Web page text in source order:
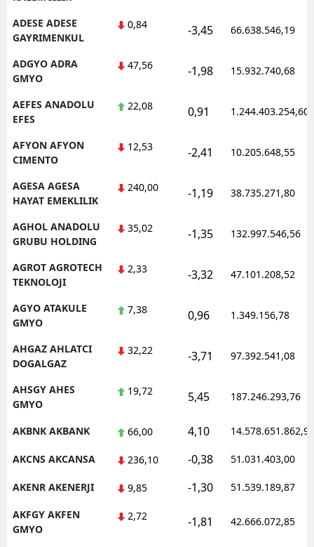
Gümüşhane
Hakkari
Mersin
Kars
Kırşehir
Kütahya
Malatya
Kahramanmaraş
ADESE ADESE
GAYRIMENKUL
0,84 -3,45 66.638.546,19
ADGYO ADRA
GMYO
47,56 -1,98 15.932.740,68
AEFES ANADOLU
EFES
22,08 0,91 1.244.403.254,60
AFYON AFYON
CIMENTO
12,53 -2,41 10.205.648,55
AGESA AGESA
HAYAT EMEKLILIK
240,00 -1,19 38.735.271,80
AGHOL ANADOLU
GRUBU HOLDING
35,02 -1,35 132.997.546,56
AGROT AGROTECH
TEKNOLOJI
2,33 -3,32 47.101.208,52
AGYO ATAKULE
GMYO
7,38 0,96 1.349.156,78
AHGAZ AHLATCI
DOGALGAZ
32,22 -3,71 97.392.541,08
AHSGY AHES
GMYO
19,72 5,45 187.246.293,76
AKBNK AKBANK 66,00 4,10 14.578.651.862,90
AKCNS AKCANSA 236,10 -0,38 51.031.403,00
AKENR AKENERJI 9,85 -1,30 51.539.189,87
AKFGY AKFEN
GMYO
2,72 -1,81 42.666.072,85